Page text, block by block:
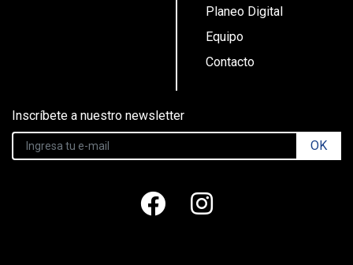
Planeo Digital
Equipo
Contacto
Inscríbete a nuestro newsletter
OK